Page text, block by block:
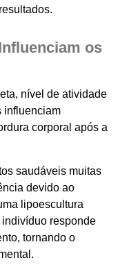
os
nível de atividade
influenciam
corporal após a
saudáveis muitas
devido ao
lipoescultura
responde
tornando o